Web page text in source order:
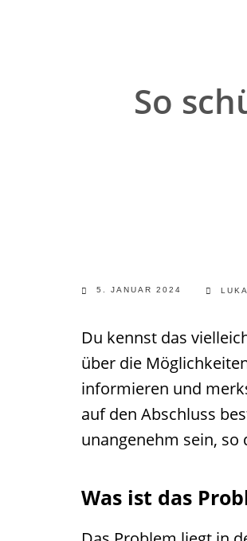
So
5. JANUAR 2024
Du kennst das
über die
informieren und
auf den Abschluss
unangenehm sein,
Was ist das